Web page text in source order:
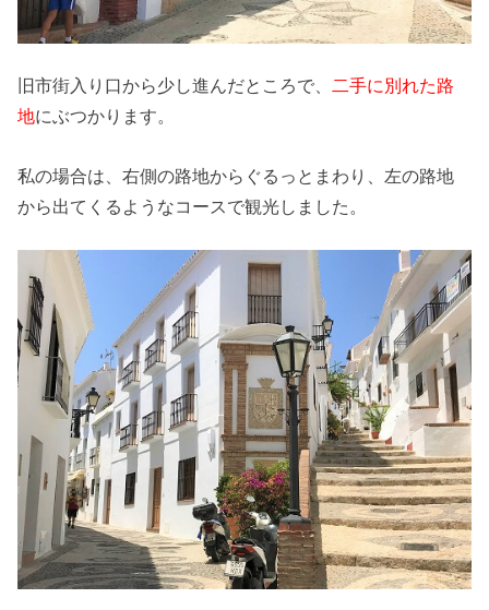
旧市街入り口から少し進んだところで、 二手に別れた路
地にぶつかります。
私の場合は、右側の路地からぐるっとまわり、左の路地
から出てくるようなコースで観光しました。